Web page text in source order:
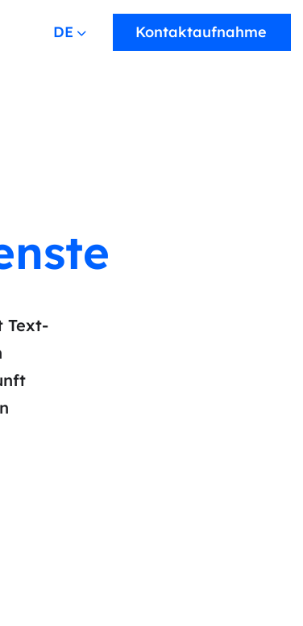
DEUTSCH Kontaktaufnahme
Text-